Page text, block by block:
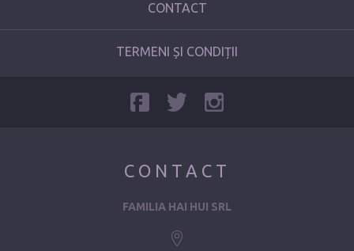
CONTACT
TERMENI ȘI CONDIȚII
CONTACT
FAMILIA HAI HUI SRL